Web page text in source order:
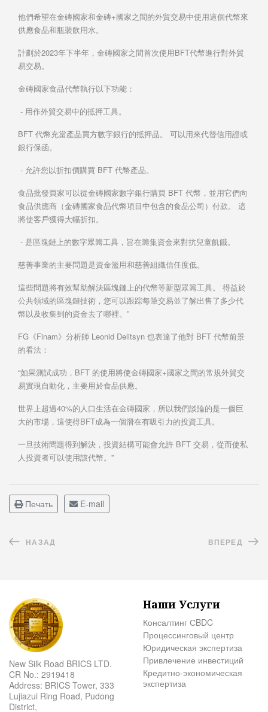
他們希望在金磚國家和金磚+國家之間的外貿交易中使用這個代幣來
供應食品和瓶裝飲用水。
計劃於2023年下半年，金磚國家之間首次使用BFT代幣進行對外貿
易交易。
金磚國家食品代幣執行以下功能：
- 用作外貿交易中的抵押工具。
BFT 代幣充當產品買方數字銀行的抵押品。 可以用來代替信用證或
銀行保函。
- 允許您以折扣價購買 BFT 代幣產品。
食品批發買家可以從金磚國家數字銀行購買 BFT 代幣，並用它們向
食品供​​應商（金磚國家食品代幣項目中包含的食品公司）付款。 這
將使客戶獲得大幅折扣。
- 是區塊鏈上的數字眾籌工具，旨在籌集資金來對抗兒童飢餓。
慈善事業的主要問題是資金濫用和慈善組織信任度低。
這些問題將有效幫助解決區塊鏈上的代幣等新型眾籌工具。 得益於
公共領域的區塊鏈技術，您可以跟踪每筆交易並了解出售了多少代
幣以及收集到的資金去了哪裡。”
FG《Finam》分析師 Leonid Delitsyn 也表達了他對 BFT 代幣前景
的看法：
“如果測試成功，BFT 的使用將使金磚國家+國家之間的常規外貿交
易實現自動化，主要用於食品供應。
世界上超過40%的人口生活在金磚國家，所以我們談論的是一個巨
大的市場，這使得BFT成為一個潛在有吸引力的投資工具。
一旦技術問題得到解決，投資結構可能會允許 BFT 交易，從而使私
人投資者可以使用該代幣。”
Печать E-mail
НАЗАД ВПЕРЕД
New Silk Road BRICS LTD.
CR No.: 2919418
Address: BRICS Tower, 333
Lujiazui Ring Road, Pudong
District,
Наши Услуги
Консалтинг СBDC
Процессинговый центр
Юридическая экспертиза
Привлечение инвестиций
Кредитно-экономическая
экспертиза